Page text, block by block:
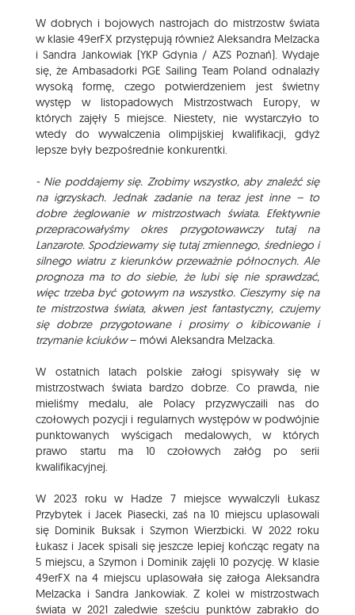
W dobrych i bojowych nastrojach do mistrzostw świata
w klasie 49erFX przystępują również Aleksandra Melzacka
i Sandra Jankowiak (YKP Gdynia / AZS Poznań). Wydaje
się, że Ambasadorki PGE Sailing Team Poland odnalazły
wysoką formę, czego potwierdzeniem jest świetny
występ w listopadowych Mistrzostwach Europy, w
których zajęły 5 miejsce. Niestety, nie wystarczyło to
wtedy do wywalczenia olimpijskiej kwalifikacji, gdyż
lepsze były bezpośrednie konkurentki.
- Nie poddajemy się. Zrobimy wszystko, aby znaleźć się
na igrzyskach. Jednak zadanie na teraz jest inne – to
dobre żeglowanie w mistrzostwach świata. Efektywnie
przepracowałyśmy okres przygotowawczy tutaj na
Lanzarote. Spodziewamy się tutaj zmiennego, średniego i
silnego wiatru z kierunków przeważnie północnych. Ale
prognoza ma to do siebie, że lubi się nie sprawdzać,
więc trzeba być gotowym na wszystko. Cieszymy się na
te mistrzostwa świata, akwen jest fantastyczny, czujemy
się dobrze przygotowane i prosimy o kibicowanie i
trzymanie kciuków– mówi Aleksandra Melzacka.
W ostatnich latach polskie załogi spisywały się w
mistrzostwach świata bardzo dobrze. Co prawda, nie
mieliśmy medalu, ale Polacy przyzwyczaili nas do
czołowych pozycji i regularnych występów w podwójnie
punktowanych wyścigach medalowych, w których
prawo startu ma 10 czołowych załóg po serii
kwalifikacyjnej.
W 2023 roku w Hadze 7 miejsce wywalczyli Łukasz
Przybytek i Jacek Piasecki, zaś na 10 miejscu uplasowali
się Dominik Buksak i Szymon Wierzbicki. W 2022 roku
Łukasz i Jacek spisali się jeszcze lepiej kończąc regaty na
5 miejscu, a Szymon i Dominik zajęli 10 pozycję. W klasie
49erFX na 4 miejscu uplasowała się załoga Aleksandra
Melzacka i Sandra Jankowiak. Z kolei w mistrzostwach
świata w 2021 zaledwie sześciu punktów zabrakło do